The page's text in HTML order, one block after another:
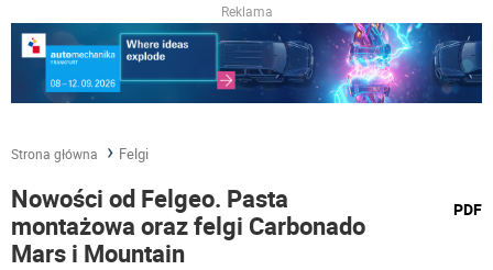
Reklama
Strona główna Felgi
Nowości od Felgeo. Pasta
montażowa oraz felgi Carbonado
Mars i Mountain
PDF